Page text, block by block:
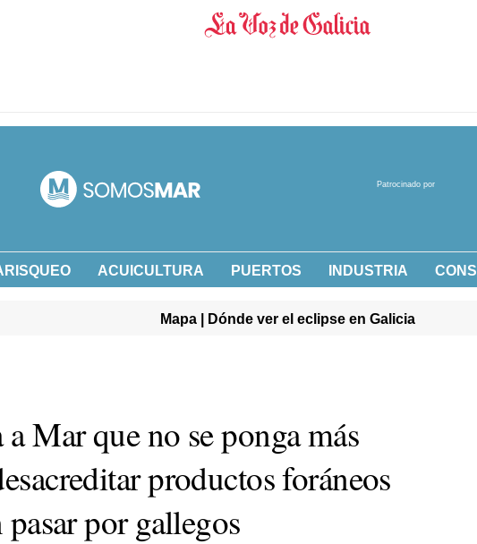
Patrocinado por
ACUICULTURA PUERTOS INDUSTRIA
Mapa | Dónde ver el eclipse en Galicia
Mar que no se ponga más
productos foráneos
pasar por gallegos